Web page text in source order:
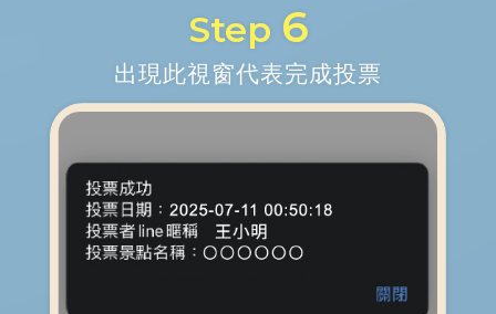
Step 6
出現此視窗代表完成投票